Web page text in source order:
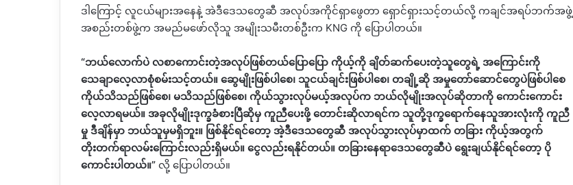
ဒါကြောင့် လူငယ်များအနေနဲ့ အဲဒီဒေသတွေဆီ အလုပ်အကိုင်ရှာဖွေတာ ရှောင်ရှားသင့်တယ်လို့ ကချင်အရပ်ဘက်အဖွဲ့
အစည်းတစ်ဖွဲ့က အမည်မဖော်လိုသူ အမျိုးသမီးတစ်ဦးက KNG ကို ပြောပါတယ်။
“ဘယ်လောက်ပဲ လစာကောင်းတဲ့အလုပ်ဖြစ်တယ်ပြောပြော ကိုယ့်ကို ချိတ်ဆက်ပေးတဲ့သူတွေရဲ့ အကြောင်းကို
သေချာလေ့လာစုံစမ်းသင့်တယ်။ ဆွေမျိုးဖြစ်ပါစေ၊ သူငယ်ချင်းဖြစ်ပါစေ၊ တချို့ဆို အမှုတော်ဆောင်တွေပဲဖြစ်ပါစေ
ကိုယ်သိသည်ဖြစ်စေ၊ မသိသည်ဖြစ်စေ၊ ကိုယ်သွားလုပ်မယ့်အလုပ်က ဘယ်လိုမျိုးအလုပ်ဆိုတာကို ကောင်းကောင်း
လေ့လာရမယ်။ အခုလိုမျိုးဒုက္ခခံစားပြီဆိုမှ ကူညီပေးဖို့ တောင်းဆိုလာရင်က သူတို့ဒုက္ခရောက်နေသူအားလုံးကို ကူညီ
မှု ဒီချိန်မှာ ဘယ်သူမှမရှိဘူး။ ဖြစ်နိုင်ရင်တော့ အဲ့ဒီဒေသတွေဆီ အလုပ်သွားလုပ်မှာထက် တခြား ကိုယ့်အတွက်
တိုးတက်ရာလမ်းကြောင်းလည်းရှိမယ်။ ငွေလည်းရနိုင်တယ်။ တခြားနေရာဒေသတွေဆီပဲ ရွေးချယ်နိုင်ရင်တော့ ပို
ကောင်းပါတယ်။” လို့ ပြောပါတယ်။